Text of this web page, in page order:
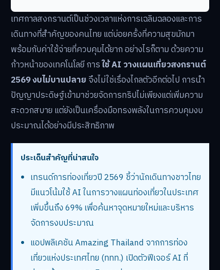
เทศกาลสงกรานต์เป็นช่วงเวลาแห่งการเฉลิมฉลองและการ
เดินทางที่สำคัญของคนไทย แต่บ่อยครั้งที่ความสุขมักมา
พร้อมกับค่าใช้จ่ายที่ควบคุมได้ยาก อย่างไรก็ตาม ด้วยความ
ก้าวหน้าของเทคโนโลยี การใช้ AI วางแผนเที่ยวสงกรานต์
2569 งบไม่บานปลาย จึงไม่ใช่เรื่องไกลตัวอีกต่อไป การนำ
ปัญญาประดิษฐ์เข้ามาช่วยจัดการทริปไม่เพียงแต่เพิ่มความ
สะดวกสบาย แต่ยังเป็นเครื่องมือทรงพลังในการควบคุมงบ
ประมาณได้อย่างมีประสิทธิภาพ
ประเด็นสำคัญที่น่าสนใจ
เทรนด์การท่องเที่ยวปี 2569 ชี้ว่านักเดินทางชาวไทย
มีแนวโน้มใช้ AI ในการวางแผนท่องเที่ยวในประเทศ
เพิ่มขึ้นถึง 69% เพื่อค้นหาจุดหมายใหม่และบริหาร
จัดการงบประมาณ
แอปพลิเคชัน Amazing Thailand จากการท่อง
เที่ยวแห่งประเทศไทย (ททท.) เปิดตัวฟีเจอร์ AI ที่